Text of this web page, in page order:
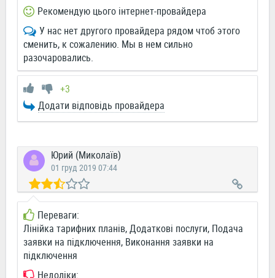
Рекомендую цього інтернет-провайдера
У нас нет другого провайдера рядом чтоб этого
сменить, к сожалению. Мы в нем сильно
разочаровались.
+3
Додати відповідь провайдера
Юрий (Миколаїв)
01 груд 2019 07:44
Переваги:
Лінійка тарифних планів, Додаткові послуги, Подача
заявки на підключення, Виконання заявки на
підключення
Недоліки: